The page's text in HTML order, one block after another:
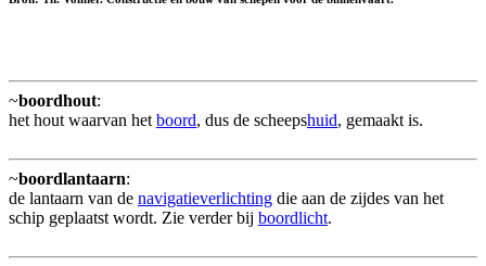
~boordhout:
het hout waarvan het boord, dus de scheepshuid, gemaakt is.
~boordlantaarn:
de lantaarn van de navigatieverlichting die aan de zijdes van het
schip geplaatst wordt. Zie verder bij boordlicht.